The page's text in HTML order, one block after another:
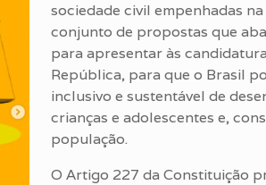
sociedade civil empenhadas
conjunto de propostas que
para apresentar às
República, para que o Brasil
inclusivo e sustentável de
crianças e adolescentes e,
população.
O Artigo 227 da Constituição